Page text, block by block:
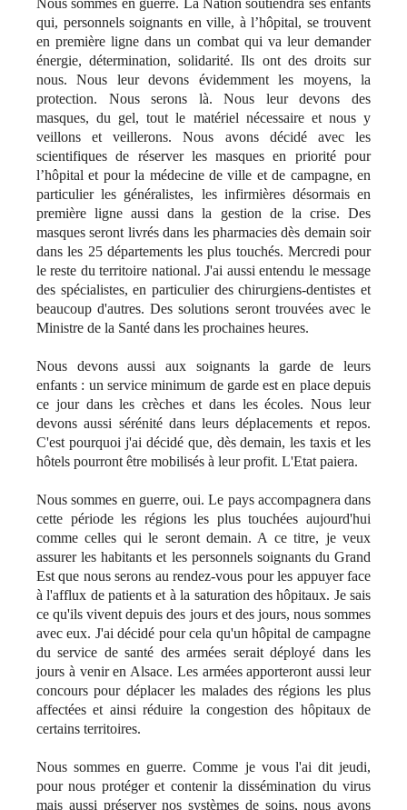
Nous sommes en guerre. La Nation soutiendra ses enfants
qui, personnels soignants en ville, à l’hôpital, se trouvent
en première ligne dans un combat qui va leur demander
énergie, détermination, solidarité. Ils ont des droits sur
nous. Nous leur devons évidemment les moyens, la
protection. Nous serons là. Nous leur devons des
masques, du gel, tout le matériel nécessaire et nous y
veillons et veillerons. Nous avons décidé avec les
scientifiques de réserver les masques en priorité pour
l’hôpital et pour la médecine de ville et de campagne, en
particulier les généralistes, les infirmières désormais en
première ligne aussi dans la gestion de la crise. Des
masques seront livrés dans les pharmacies dès demain soir
dans les 25 départements les plus touchés. Mercredi pour
le reste du territoire national. J'ai aussi entendu le message
des spécialistes, en particulier des chirurgiens-dentistes et
beaucoup d'autres. Des solutions seront trouvées avec le
Ministre de la Santé dans les prochaines heures.
Nous devons aussi aux soignants la garde de leurs
enfants : un service minimum de garde est en place depuis
ce jour dans les crèches et dans les écoles. Nous leur
devons aussi sérénité dans leurs déplacements et repos.
C'est pourquoi j'ai décidé que, dès demain, les taxis et les
hôtels pourront être mobilisés à leur profit. L'Etat paiera.
Nous sommes en guerre, oui. Le pays accompagnera dans
cette période les régions les plus touchées aujourd'hui
comme celles qui le seront demain. A ce titre, je veux
assurer les habitants et les personnels soignants du Grand
Est que nous serons au rendez-vous pour les appuyer face
à l'afflux de patients et à la saturation des hôpitaux. Je sais
ce qu'ils vivent depuis des jours et des jours, nous sommes
avec eux. J'ai décidé pour cela qu'un hôpital de campagne
du service de santé des armées serait déployé dans les
jours à venir en Alsace. Les armées apporteront aussi leur
concours pour déplacer les malades des régions les plus
affectées et ainsi réduire la congestion des hôpitaux de
certains territoires.
Nous sommes en guerre. Comme je vous l'ai dit jeudi,
pour nous protéger et contenir la dissémination du virus
mais aussi préserver nos systèmes de soins, nous avons